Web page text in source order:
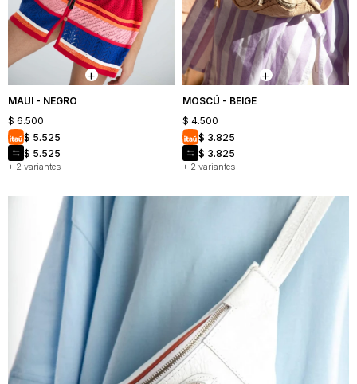
MAUI - NEGRO
+ 2 variantes
$ 6.500
$ 5.525
$ 5.525
MOSCÚ - BEIGE
+ 2 variantes
$ 4.500
$ 3.825
$ 3.825